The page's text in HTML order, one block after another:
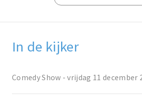
In de kijker
Comedy Show - vrijdag 11 december